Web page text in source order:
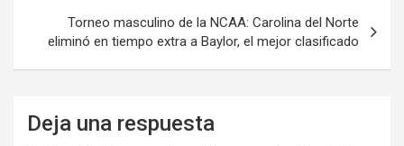
Torneo masculino de la NCAA: Carolina del Norte
eliminó en tiempo extra a Baylor, el mejor clasificado
Deja una respuesta